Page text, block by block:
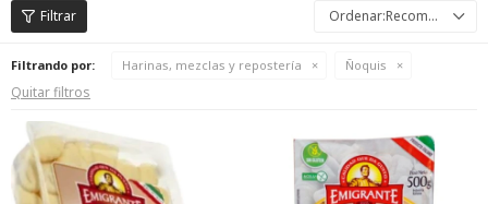
Recomendados
Filtrando por: Harinas, mezclas y repostería Ñoquis
Quitar filtros